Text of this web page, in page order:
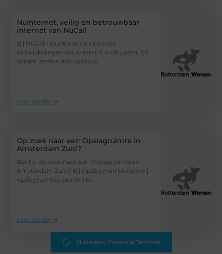
NuInternet, veilig en betrouwbaar
internet van NuCall
Bij NuCall houden ze de nieuwste
ontwikkelingen nauwlettend in de gaten. En
zorgen ze elke dag voor uw
Lees verder ➜
Op zoek naar een Opslagruimte in
Amsterdam Zuid?
Bent u op zoek naar een Opslagruimte in
Amsterdam Zuid? Bij Opslagman bieden wij
opslagruimtes aan om te
Lees verder ➜
Business / Financial Services